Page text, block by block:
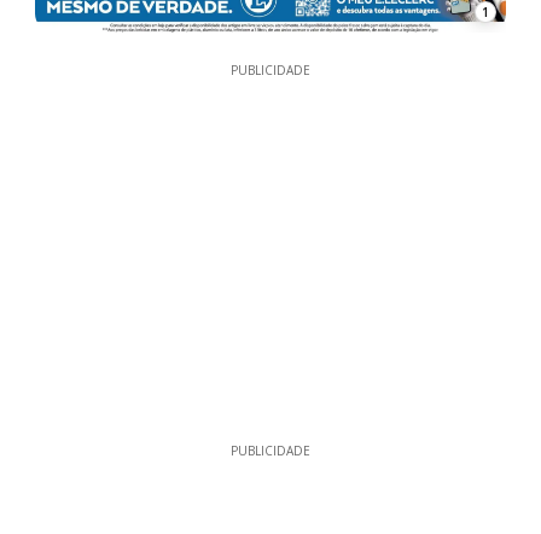
1
PUBLICIDADE
PUBLICIDADE